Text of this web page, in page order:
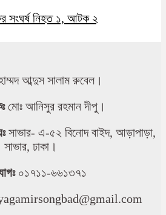
সংঘর্ষ নিহত ১, আটক ২
আব্দুস সালাম রুবেল।
মোঃ আনিসুর রহমান দীপু।
সাভার- এ-৫২ বিনোদ বাইদ, আড়াপাড়া,
সাভার, ঢাকা।
০১৭১১-৬৬১৩৭১